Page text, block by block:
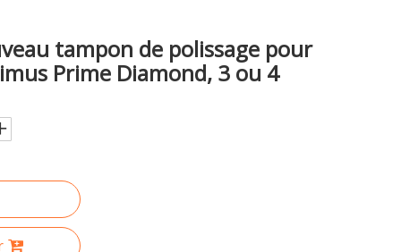
tampon de polissage pour
Prime Diamond, 3 ou 4